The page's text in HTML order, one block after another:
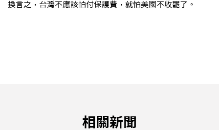
換言之，台灣不應該怕付保護費，就怕美國不收罷了。
相關新聞